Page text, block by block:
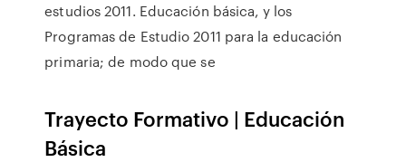
estudios 2011. Educación básica, y los
Programas de Estudio 2011 para la educación
primaria; de modo que se
Trayecto Formativo | Educación
Básica